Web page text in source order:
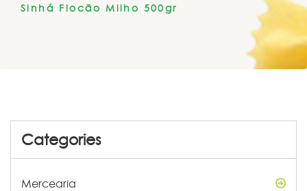
Sinhá Flocão Milho 500gr
Categories
Mercearia